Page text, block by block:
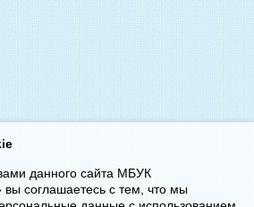
данного сайта МБУК
соглашаетесь с тем, что мы